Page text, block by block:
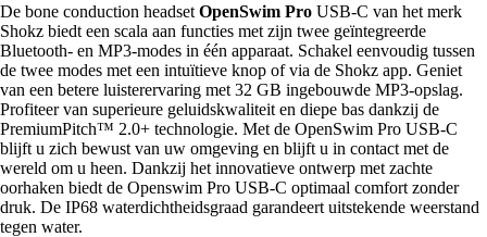
De bone conduction headset OpenSwim Pro USB-C van het merk
Shokz biedt een scala aan functies met zijn twee geïntegreerde
Bluetooth- en MP3-modes in één apparaat. Schakel eenvoudig tussen
de twee modes met een intuïtieve knop of via de Shokz app. Geniet
van een betere luisterervaring met 32 GB ingebouwde MP3-opslag.
Profiteer van superieure geluidskwaliteit en diepe bas dankzij de
PremiumPitch™ 2.0+ technologie. Met de OpenSwim Pro USB-C
blijft u zich bewust van uw omgeving en blijft u in contact met de
wereld om u heen. Dankzij het innovatieve ontwerp met zachte
oorhaken biedt de Openswim Pro USB-C optimaal comfort zonder
druk. De IP68 waterdichtheidsgraad garandeert uitstekende weerstand
tegen water.